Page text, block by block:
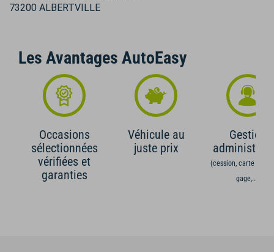
73200 ALBERTVILLE
Les Avantages AutoEasy
Occasions
sélectionnées
vérifiées et
garanties
Véhicule au
juste prix
Gestion
(cession, carte grise,
gage,...)